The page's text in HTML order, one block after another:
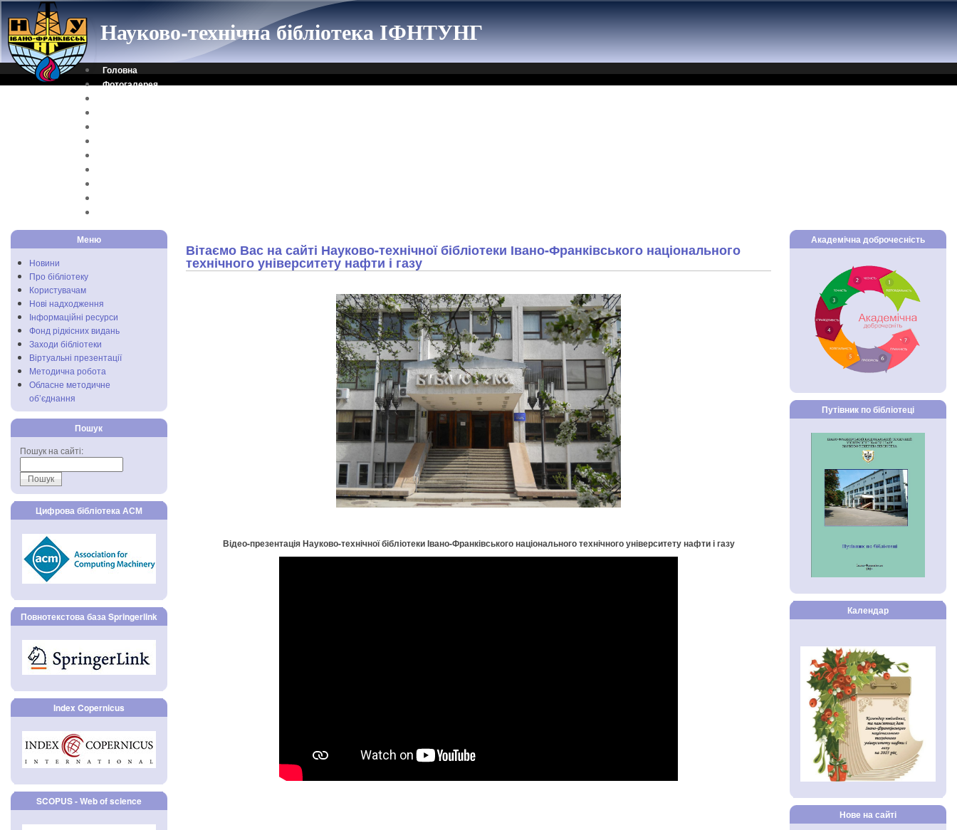
Науково-технічна бібліотека ІФНТУНГ
Головна
Фотогалерея
Меню
Новини
Про бібліотеку
Користувачам
Нові надходження
Інформаційні ресурси
Фонд рідкісних видань
Заходи бібліотеки
Віртуальні презентації
Методична робота
Обласне методичне
об’єднання
Пошук
Пошук на сайті:
Цифрова бібліотека АСМ
Повнотекстова база Springerlink
Index Copernicus
SCOPUS - Web of science
Вітаємо Вас на сайті Науково-технічної бібліотеки Івано-Франківського національного
технічного університету нафти і газу
Відео-презентація Науково-технічної бібліотеки Івано-Франківського національного технічного університету нафти і газу
Академічна доброчесність
Путівник по бібліотеці
Календар
Нове на сайті